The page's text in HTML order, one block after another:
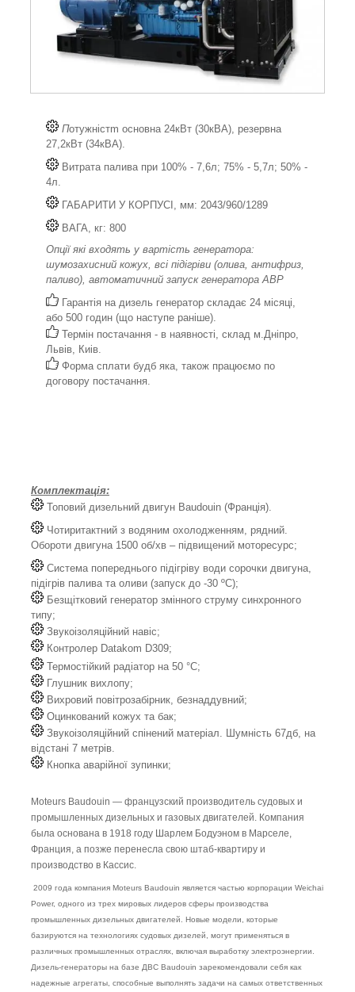
Потужністm основна 24кВт (30кВА), резервна
27,2кВт (34кВА).
Витрата палива при 100% - 7,6л; 75% - 5,7л; 50% -
4л.
ГАБАРИТИ У КОРПУСІ, мм: 2043/960/1289
ВАГА, кг: 800
Опції які входять у вартість генератора:
шумозахисний кожух, всі підігріви (олива, антифриз,
паливо), автоматичний запуск генератора АВР
Гарантія на дизель генератор складає 24 місяці,
або 500 годин (що наступе раніше).
Термін постачання - в наявності, склад м.Дніпро,
Львів, Киів.
Форма сплати будб яка, також працюємо по
договору постачання.
Комплектація:
Топовий дизельний двигун Baudouin (Франція).
Чотиритактний з водяним охолодженням, рядний.
Обороти двигуна 1500 об/хв – підвищений моторесурс;
Система попереднього підігріву води сорочки двигуна,
підігрів палива та оливи (запуск до -30 ºС);
Безщітковий генератор змінного струму синхронного
типу;
Звукоізоляційний навіс;
Контролер Datakom D309;
Термостійкий радіатор на 50 °C;
Глушник вихлопу;
Вихровий повітрозабірник, безнаддувний;
Оцинкований кожух та бак;
Звукоізоляційний спінений матеріал. Шумність 67дб, на
відстані 7 метрів.
Кнопка аварійної зупинки;
Moteurs Baudouin — французский производитель судовых и
промышленных дизельных и газовых двигателей. Компания
была основана в 1918 году Шарлем Бодуэном в Марселе,
Франция, а позже перенесла свою штаб-квартиру и
производство в Кассис.
2009 года компания Moteurs Baudouin является частью корпорации Weichai
Power, одного из трех мировых лидеров сферы производства
промышленных дизельных двигателей. Новые модели, которые
базируются на технологиях судовых дизелей, могут применяться в
различных промышленных отраслях, включая выработку электроэнергии.
Дизель-генераторы на базе ДВС Baudouin зарекомендовали себя как
надежные агрегаты, способные выполнять задачи на самых ответственных